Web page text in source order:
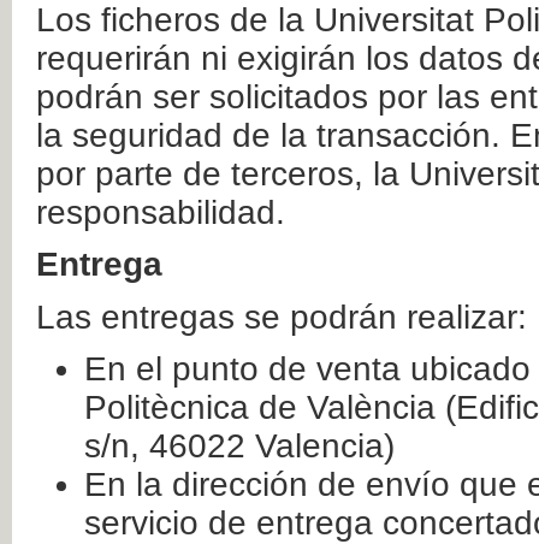
Los ficheros de la Universitat
requerirán ni exigirán los datos
podrán ser solicitados por las
la seguridad de la transacción.
por parte de terceros, la
responsabilidad.
Entrega
Las entregas se podrán realizar:
En el punto de venta
Politècnica de València
s/n, 46022 Valencia)
En la dirección de envío que
servicio de entrega